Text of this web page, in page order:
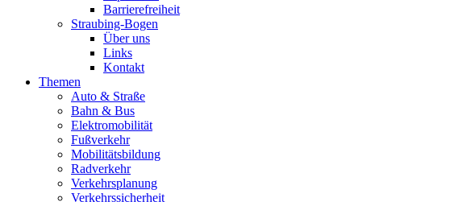
Barrierefreiheit
Straubing-Bogen
Über uns
Links
Kontakt
Themen
Auto & Straße
Bahn & Bus
Elektromobilität
Fußverkehr
Mobilitätsbildung
Radverkehr
Verkehrsplanung
Verkehrssicherheit